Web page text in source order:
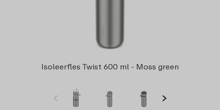
Isoleerfles Twist 600 ml - Moss green